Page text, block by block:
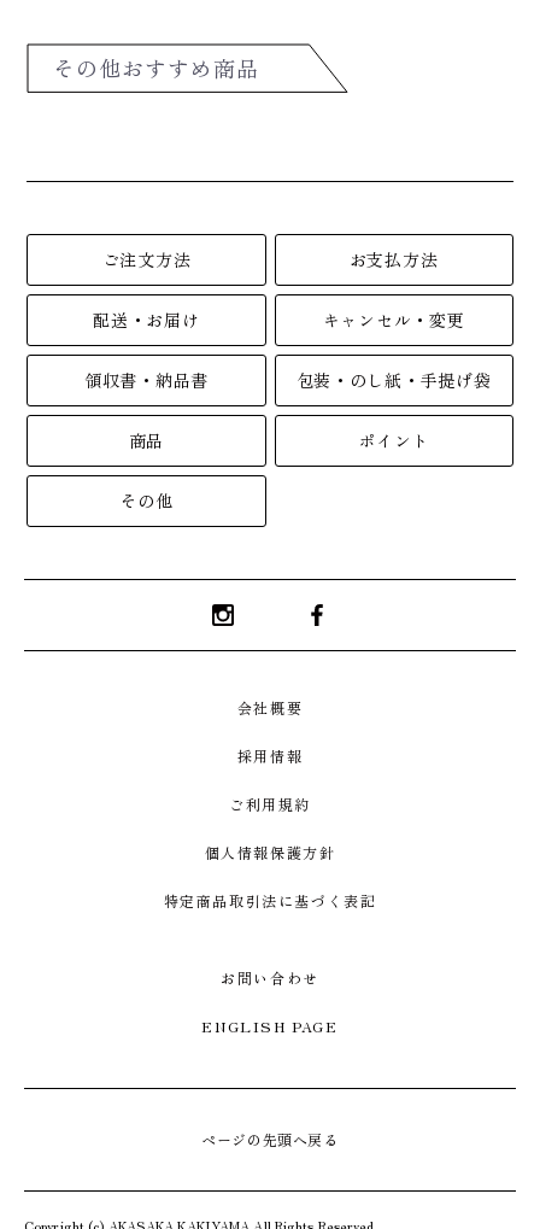
その他おすすめ商品
ご注文方法 お支払方法
配送・お届け キャンセル・変更
領収書・納品書 包装・のし紙・手提げ袋
商品 ポイント
その他
Instagram
会社概要
採用情報
ご利用規約
個人情報保護方針
特定商品取引法に基づく表記
お問い合わせ
ENGLISH PAGE
Copyright (c) AKASAKA KAKIYAMA All Rights Reserved.
ページの先頭へ戻る